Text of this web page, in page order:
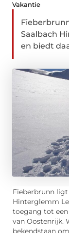
Vakantie
Saalbach
en biedt
Fieberbrunn ligt
Hinterglemm
toegang tot een
van Oostenrijk.
bekendstaan